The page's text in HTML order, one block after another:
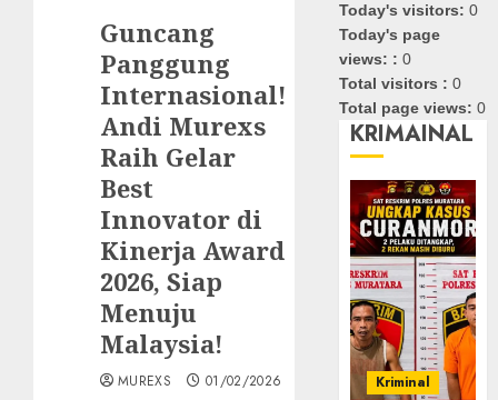
Guncang
Panggung
Internasional!
Andi Murexs
Raih Gelar
Best
Innovator di
Kinerja Award
2026, Siap
Menuju
Malaysia!
MUREXS 01/02/2026
Today's visitors:0
Today's page
views: :0
Total visitors :0
Total page views:0
KRIMAINAL
Kriminal